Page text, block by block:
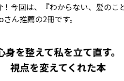
今回は、『わからない、髪のこ
ん推薦の2冊です。
身を整えて私を立て直す。
視点を変えてくれた本